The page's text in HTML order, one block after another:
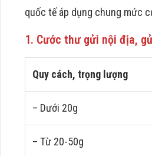
quốc tế áp dụng chung mức
1. Cước thư gửi nội địa,
Quy cách, trọng lượng
– Dưới 20g
– Từ 20-50g